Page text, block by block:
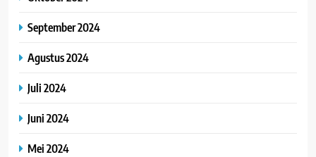
September 2024
Agustus 2024
Juli 2024
Juni 2024
Mei 2024